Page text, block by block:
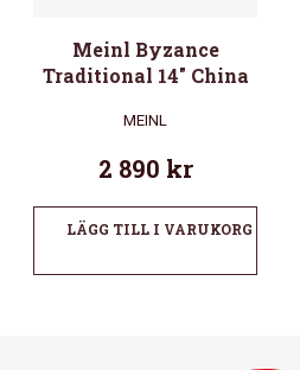
Meinl Byzance
Traditional 14″ China
MEINL
2 890 kr
LÄGG TILL I VARUKORG